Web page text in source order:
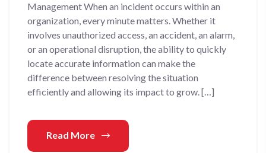
Management When an incident occurs within an
organization, every minute matters. Whether it
involves unauthorized access, an accident, an alarm,
or an operational disruption, the ability to quickly
locate accurate information can make the
difference between resolving the situation
efficiently and allowing its impact to grow. […]
Read More